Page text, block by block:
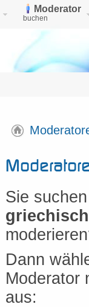
Moderator
buchen
Sie
Dann
Moderator
aus: